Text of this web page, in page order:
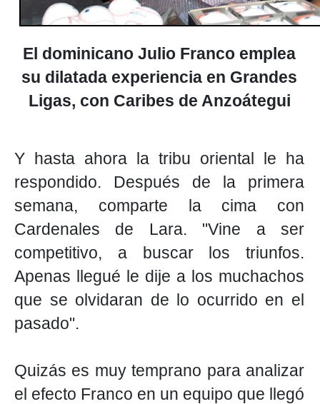
El dominicano Julio Franco emplea
su dilatada experiencia en Grandes
Ligas, con Caribes de Anzoátegui
Y hasta ahora la tribu oriental le ha
respondido. Después de la primera
semana, comparte la cima con
Cardenales de Lara. "Vine a ser
competitivo, a buscar los triunfos.
Apenas llegué le dije a los muchachos
que se olvidaran de lo ocurrido en el
pasado".
Quizás es muy temprano para analizar
el efecto Franco en un equipo que llegó